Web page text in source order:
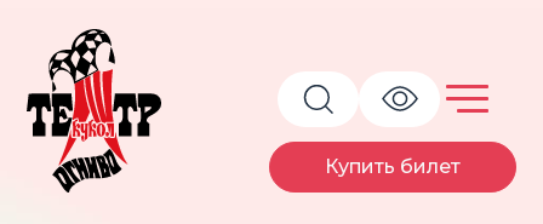
Купить билет